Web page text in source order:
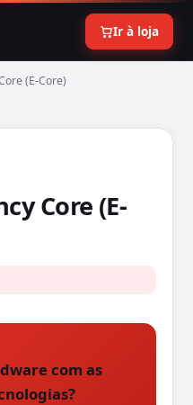
Ir à loja
(E-Core)
Core (E-
com as